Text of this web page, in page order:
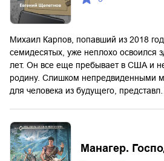
Михаил Карпов, попавший из 2018
семидесятых, уже неплохо освоился
лет. Он все еще пребывает в США и
родину. Слишком непредвиденными
для человека из будущего,
Манагер.